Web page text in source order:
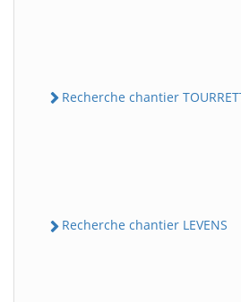
Recherche chantier
Recherche chantier LEVENS